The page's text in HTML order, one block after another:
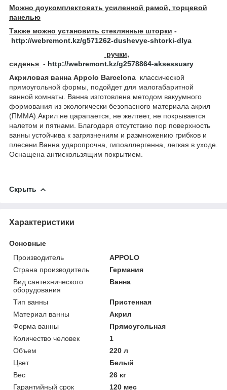
Можно доукомплектовать усиленной рамой, торцевой
панелью
Также можно установить стеклянные шторки -
http://webremont.kz/g571262-dushevye-shtorki-dlya
ручки,
сиденья - http://webremont.kz/g2578864-aksessuary
Акриловая ванна Appolo Barcelona классической
прямоугольной формы, подойдет для малогабаритной
ванной комнаты. Ванна изготовлена методом вакуумного
формования из экологически безопасного материала акрил
(ПММА).Акрил не царапается, не желтеет, не покрывается
налетом и пятнами. Благодаря отсутствию пор поверхность
ванны устойчива к загрязнениям и размножению грибков и
плесени.Ванна ударопрочна, гипоаллергенна, легкая в уходе.
Оснащена антискользящим покрытием.
Скрыть
Характеристики
Основные
Производитель
APPOLO
Страна производитель
Германия
Вид сантехнического
оборудования
Ванна
Тип ванны
Пристенная
Материал ванны
Акрил
Форма ванны
Прямоугольная
Количество человек
1
Объем
220 л
Цвет
Белый
Вес
26 кг
Гарантийный срок
120 мес